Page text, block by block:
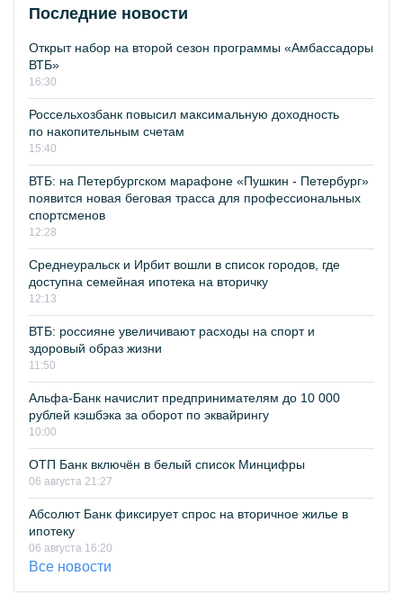
Последние новости
Открыт набор на второй сезон программы «Амбассадоры
ВТБ»
16:30
Россельхозбанк повысил максимальную доходность
по накопительным счетам
15:40
ВТБ: на Петербургском марафоне «Пушкин - Петербург»
появится новая беговая трасса для профессиональных
спортсменов
12:28
Среднеуральск и Ирбит вошли в список городов, где
доступна семейная ипотека на вторичку
12:13
ВТБ: россияне увеличивают расходы на спорт и
здоровый образ жизни
11:50
Альфа-Банк начислит предпринимателям до 10 000
рублей кэшбэка за оборот по эквайрингу
10:00
ОТП Банк включён в белый список Минцифры
06 августа 21:27
Абсолют Банк фиксирует спрос на вторичное жилье в
ипотеку
06 августа 16:20
Все новости